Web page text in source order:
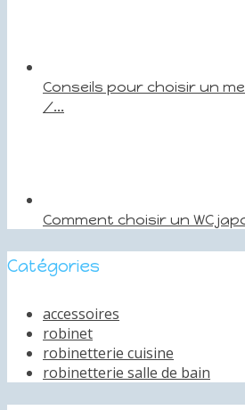
Conseils pour choisir un
/...
Comment choisir un WC
Catégories
accessoires
robinet
robinetterie cuisine
robinetterie salle de bain